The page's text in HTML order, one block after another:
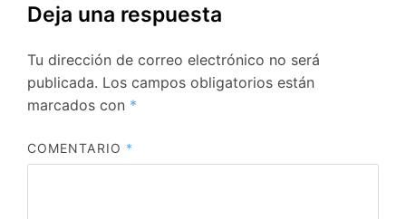
Deja una respuesta
Tu dirección de correo electrónico no será
publicada. Los campos obligatorios están
marcados con *
COMENTARIO *